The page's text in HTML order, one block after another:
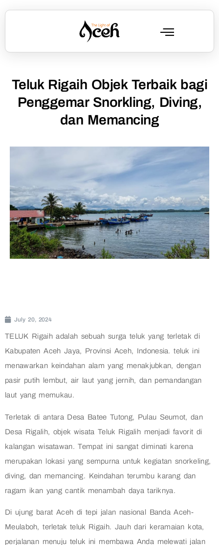
Teluk Rigaih Objek Terbaik bagi
Penggemar Snorkling, Diving,
dan Memancing
July 20, 2024
TELUK Rigaih adalah sebuah surga teluk yang terletak di
Kabupaten Aceh Jaya, Provinsi Aceh, Indonesia. teluk ini
menawarkan keindahan alam yang menakjubkan, dengan
pasir putih lembut, air laut yang jernih, dan pemandangan
laut yang memukau.
Terletak di antara Desa Batee Tutong, Pulau Seumot, dan
Desa Rigalih, objek wisata Teluk Rigalih menjadi favorit di
kalangan wisatawan. Tempat ini sangat diminati karena
merupakan lokasi yang sempurna untuk kegiatan snorkeling,
diving, dan memancing. Keindahan terumbu karang dan
ragam ikan yang cantik menambah daya tariknya.
Di ujung barat Aceh di tepi jalan nasional Banda Aceh-
Meulaboh, terletak teluk Rigaih. Jauh dari keramaian kota,
perjalanan menuju teluk ini membawa Anda melewati jalan